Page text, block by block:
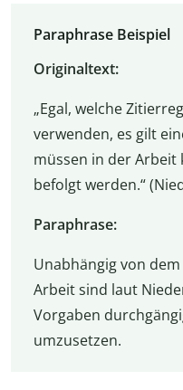
Paraphrase Beispiel
Originaltext:
„Egal, welche
verwenden, es gilt
müssen in der
befolgt werden.“
Paraphrase:
Unabhängig von
Arbeit sind laut
Vorgaben
umzusetzen.